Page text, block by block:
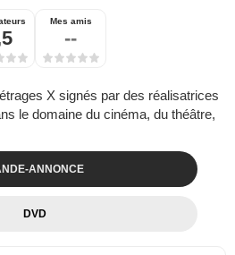
Mes amis
--
X signés par des réalisatrices
le domaine du cinéma, du théâtre,
ANNONCE
DVD